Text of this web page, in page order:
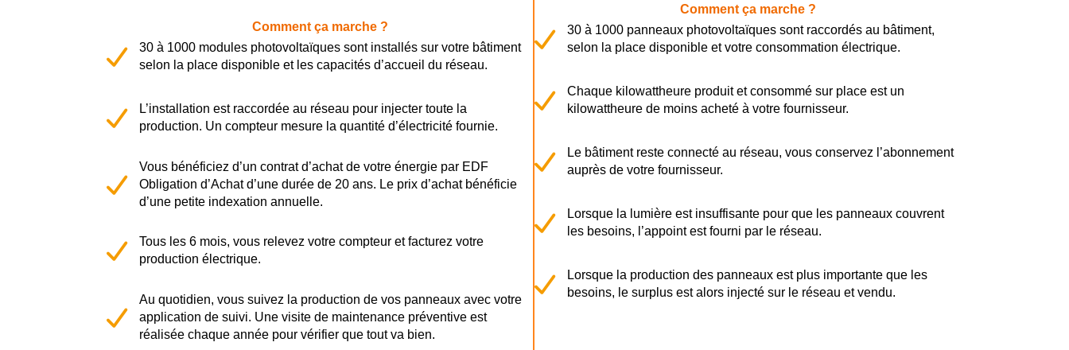
Comment ça marche ?
30 à 1000 modules photovoltaïques sont installés sur votre bâtiment
selon la place disponible et les capacités d’accueil du réseau.
L’installation est raccordée au réseau pour injecter toute la
production. Un compteur mesure la quantité d’électricité fournie.
Vous bénéficiez d’un contrat d’achat de votre énergie par EDF
Obligation d’Achat d’une durée de 20 ans. Le prix d’achat bénéficie
d’une petite indexation annuelle.
Tous les 6 mois, vous relevez votre compteur et facturez votre
production électrique.
Au quotidien, vous suivez la production de vos panneaux avec votre
application de suivi. Une visite de maintenance préventive est
réalisée chaque année pour vérifier que tout va bien.
Comment ça marche ?
30 à 1000 panneaux photovoltaïques sont raccordés au bâtiment,
selon la place disponible et votre consommation électrique.
Chaque kilowattheure produit et consommé sur place est un
kilowattheure de moins acheté à votre fournisseur.
Le bâtiment reste connecté au réseau, vous conservez l’abonnement
auprès de votre fournisseur.
Lorsque la lumière est insuffisante pour que les panneaux couvrent
les besoins, l’appoint est fourni par le réseau.
Lorsque la production des panneaux est plus importante que les
besoins, le surplus est alors injecté sur le réseau et vendu.